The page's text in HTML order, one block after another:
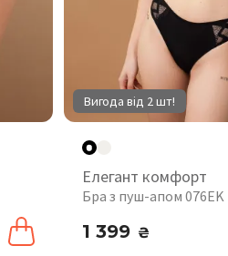
Вигода від 2 шт!
Елегант комфорт
Бра з пуш-апом 076EK
1 399 ₴